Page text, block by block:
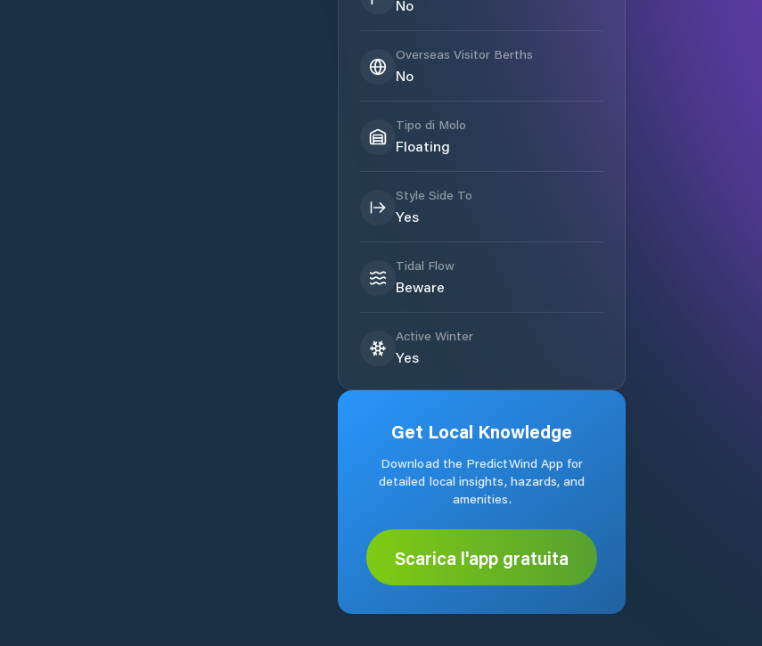
No
Overseas Visitor Berths
No
Tipo di Molo
Floating
Style Side To
Yes
Tidal Flow
Beware
Active Winter
Yes
Get Local Knowledge
Download the PredictWind App for
detailed local insights, hazards, and
amenities.
Scarica l'app gratuita